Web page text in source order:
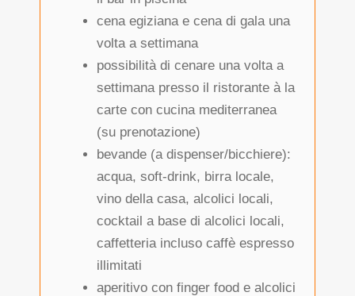
cena egiziana e cena di gala una
volta a settimana
possibilità di cenare una volta a
settimana presso il ristorante à la
carte con cucina mediterranea
(su prenotazione)
bevande (a dispenser/bicchiere):
acqua, soft-drink, birra locale,
vino della casa, alcolici locali,
cocktail a base di alcolici locali,
caffetteria incluso caffè espresso
illimitati
aperitivo con finger food e alcolici